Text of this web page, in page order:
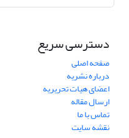
دسترسی سریع
صفحه اصلی
درباره نشریه
اعضای هیات تحریریه
ارسال مقاله
تماس با ما
نقشه سایت